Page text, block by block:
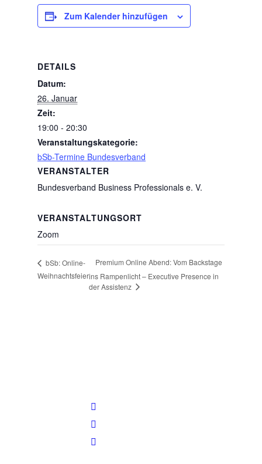
Zum Kalender hinzufügen
DETAILS
Datum:
26. Januar
Zeit:
19:00 - 20:30
Veranstaltungskategorie:
bSb-Termine Bundesverband
VERANSTALTER
Bundesverband Business Professionals e. V.
VERANSTALTUNGSORT
Zoom
bSb: Online-
Weihnachtsfeier
Premium Online Abend: Vom Backstage
ins Rampenlicht – Executive Presence in
der Assistenz